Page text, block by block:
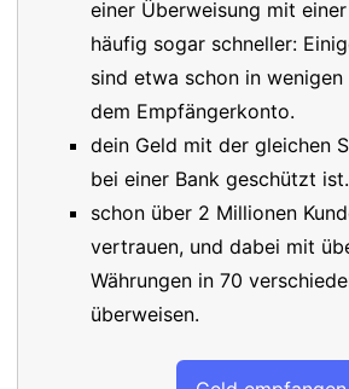
einer Überweisung mit
häufig sogar schneller:
sind etwa schon in
dem Empfängerkonto.
dein Geld mit der gleichen
bei einer Bank geschützt ist.
schon über 2 Millionen
vertrauen, und dabei mit
Währungen in 70
überweisen.